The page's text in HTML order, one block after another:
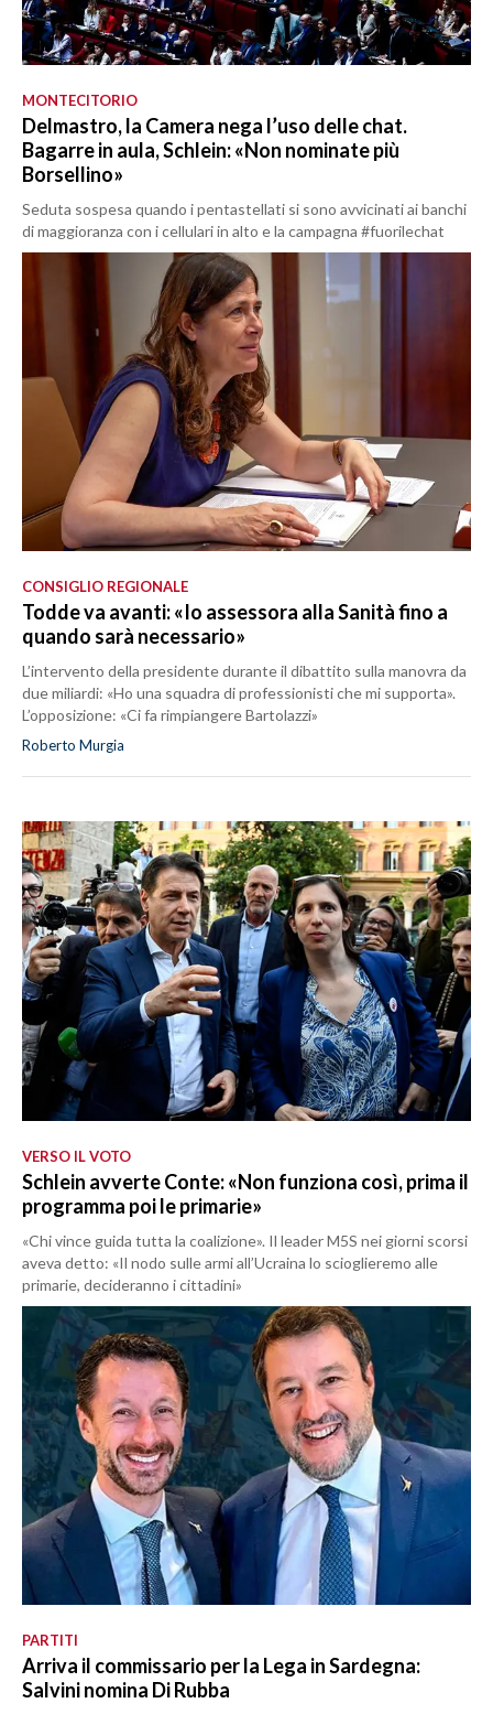
MONTECITORIO
Delmastro, la Camera nega l’uso delle chat.
Bagarre in aula, Schlein: «Non nominate più
Borsellino»
Seduta sospesa quando i pentastellati si sono avvicinati ai banchi
di maggioranza con i cellulari in alto e la campagna #fuorilechat
CONSIGLIO REGIONALE
Todde va avanti: «Io assessora alla Sanità fino a
quando sarà necessario»
L’intervento della presidente durante il dibattito sulla manovra da
due miliardi: «Ho una squadra di professionisti che mi supporta».
L’opposizione: «Ci fa rimpiangere Bartolazzi»
Roberto Murgia
VERSO IL VOTO
Schlein avverte Conte: «Non funziona così, prima il
programma poi le primarie»
«Chi vince guida tutta la coalizione». Il leader M5S nei giorni scorsi
aveva detto: «Il nodo sulle armi all’Ucraina lo scioglieremo alle
primarie, decideranno i cittadini»
PARTITI
Arriva il commissario per la Lega in Sardegna:
Salvini nomina Di Rubba